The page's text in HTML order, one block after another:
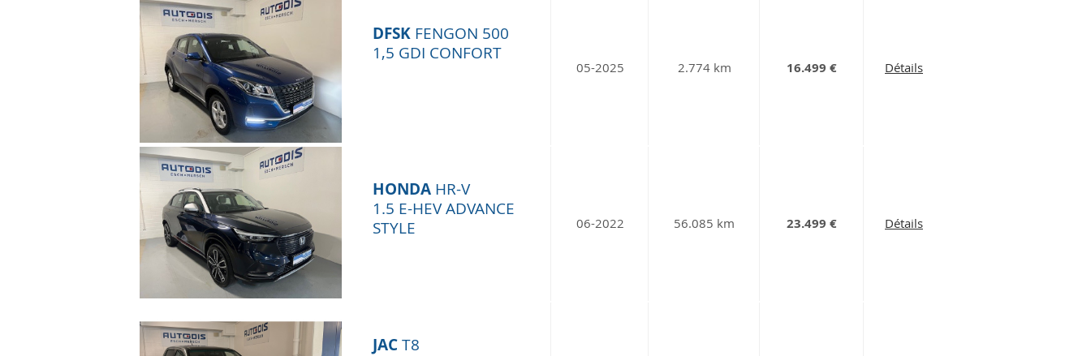
DFSK FENGON 500
1,5 GDI CONFORT
05-2025 2.774 km 16.499 € Détails
HONDA HR-V
1.5 E-HEV ADVANCE
STYLE
06-2022 56.085 km 23.499 € Détails
JACT8